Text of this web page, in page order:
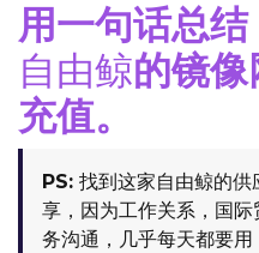
用一句话总
自由鲸的镜
充值。
PS: 找到这家自由鲸的供
享，因为工作关系，国
务沟通，几乎每天都要